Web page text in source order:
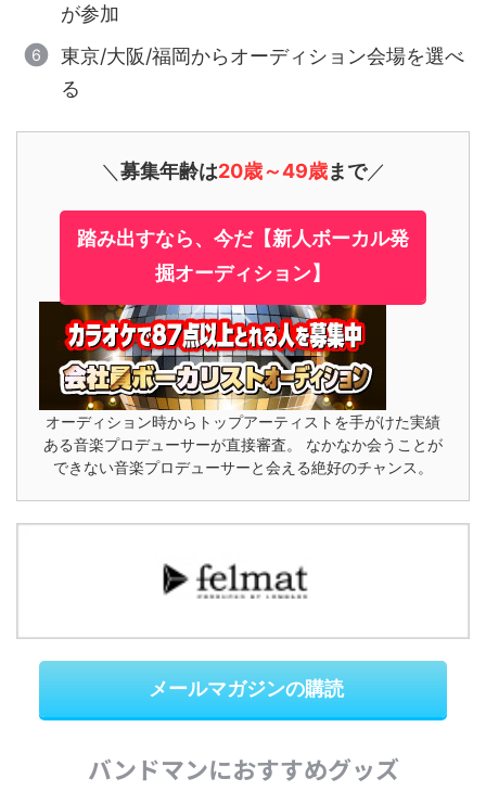
が参加
東京/大阪/福岡からオーディション会場を選べ
る
＼ 募集年齢は20歳～49歳まで／
踏み出すなら、今だ【新人ボーカル発
掘オーディション】
オーディション時からトップアーティストを手がけた実績
ある音楽プロデューサーが直接審査。 なかなか会うことが
できない音楽プロデューサーと会える絶好のチャンス。
メールマガジンの購読
バンドマンにおすすめグッズ